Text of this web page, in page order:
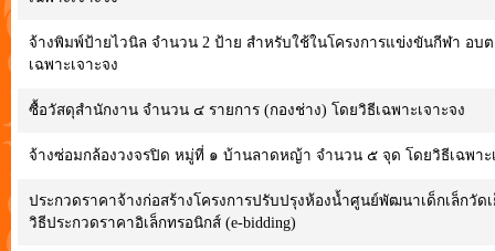
จ้างพิมพ์ป้ายไวนิล จำนวน 2 ป้าย สำหรับใช้ในโครงการแข่งขันกีฬา อบ
เฉพาะเจาะจง
ซื้อวัสดุสำนักงาน จำนวน ๔ รายการ (กองช่าง) โดยวิธีเฉพาะเจาะจง
จ้างซ่อมกล้องวงจรปิด หมู่ที่ ๑ บ้านลาดหญ้า จำนวน ๕ จุด โดยวิธีเฉพาะ
ประกวดราคาจ้างก่อสร้างโครงการปรับปรุงห้องน้ำศูนย์พัฒนาเด็กเล็กวั
วิธีประกวดราคาอิเล็กทรอนิกส์ (e-bidding)